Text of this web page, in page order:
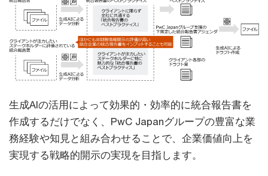
生成AIの活用によって効果的・効率的に統合報告書を
作成するだけでなく、PwC Japanグループの豊富な業
務経験や知見と組み合わせることで、企業価値向上を
実現する戦略的開示の実現を目指します。